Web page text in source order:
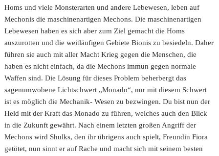
Homs und viele Monsterarten und andere Lebewesen, leben auf
Mechonis die maschinenartigen Mechons. Die maschinenartigen
Lebewesen haben es sich aber zum Ziel gemacht die Homs
auszurotten und die weitläufigen Gebiete Bionis zu besiedeln. Daher
führen sie auch mit aller Macht Krieg gegen die Menschen, die
haben es nicht einfach, da die Mechons immun gegen normale
Waffen sind. Die Lösung für dieses Problem beherbergt das
sagenumwobene Lichtschwert „Monado“, nur mit diesem Schwert
ist es möglich die Mechanik- Wesen zu bezwingen. Du bist nun der
Held mit der Kraft das Monado zu führen, welches auch den Blick
in die Zukunft gewährt. Nach einem letzten großen Angriff der
Mechons wird Shulks, den ihr übrigens auch spielt, Freundin Fiora
getötet, nun sinnt er auf Rache und macht sich mit seinem besten